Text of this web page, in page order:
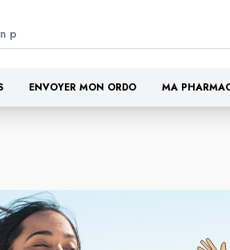
ENVOYER MON ORDO MA